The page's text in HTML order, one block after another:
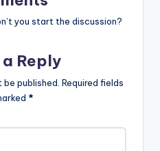
you start the discussion?
Reply
published. Required fields
*